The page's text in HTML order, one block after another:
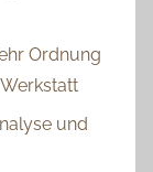
Ordnung
und